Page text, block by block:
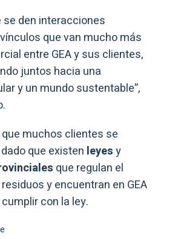
y un mundo sustentable”,
muchos clientes se
dado que existenleyesy
con la ley.
organizaciones, con casas
cuentan con políticas
tipo de situaciones y que